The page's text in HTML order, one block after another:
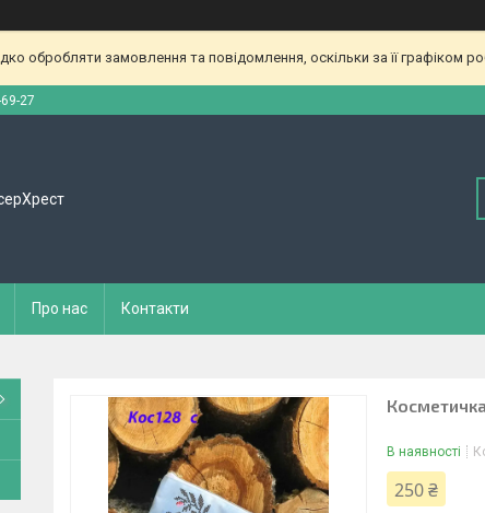
обробляти замовлення та повідомлення, оскільки за її графіком
27
Про нас Контакти
В наявності
250 ₴